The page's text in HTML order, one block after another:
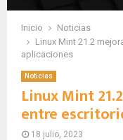
Inicio
Noticias
Linux Mint 21.2
aplicaciones
Noticias
Linux Mint
entre
18 julio, 2023